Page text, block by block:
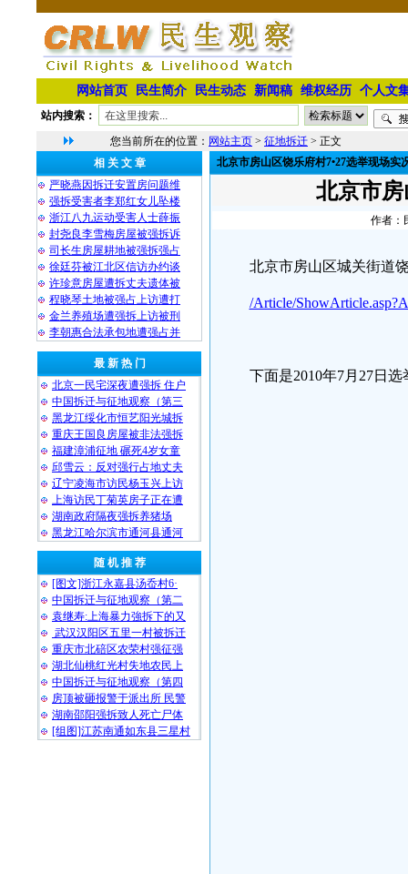
网站首页 民生简介 民生动态 新闻稿 维权经历 个人文
站内搜索：
您当前所在的位置： 网站主页 > 征地拆迁 > 正文
相 关 文 章
严晓燕因拆迁安置房问题维
强拆受害者李郑红女儿坠楼
浙江八九运动受害人士薛振
封尧良李雪梅房屋被强拆诉
司长生房屋耕地被强拆强占
徐廷芬被江北区信访办约谈
许珍意房屋遭拆丈夫遗体被
程晓琴土地被强占上访遭打
金兰养殖场遭强拆上访被刑
李朝惠合法承包地遭强占并
最 新 热 门
北京一民宅深夜遭强拆 住户
中国拆迁与征地观察（第三
黑龙江绥化市恒艺阳光城拆
重庆王国良房屋被非法强拆
福建漳浦征地 碾死4岁女童
邱雪云：反对强行占地丈夫
辽宁凌海市访民杨玉兴上访
上海访民丁菊英房子正在遭
湖南政府隔夜强拆养猪场
黑龙江哈尔滨市通河县通河
随 机 推 荐
[图文]浙江永嘉县汤岙村6·
中国拆迁与征地观察（第二
袁继寿:上海暴力強拆下的又
武汉汉阳区五里一村被拆迁
重庆市北碚区农荣村强征强
湖北仙桃红光村失地农民上
中国拆迁与征地观察（第四
房顶被砸报警于派出所 民警
湖南邵阳强拆致人死亡尸体
[组图]江苏南通如东县三星村
北京市房山区饶乐府村7•27选举现场实
北京市房
作者：
北京市房山区城关街道
/Article/
下面是2010年7月27日